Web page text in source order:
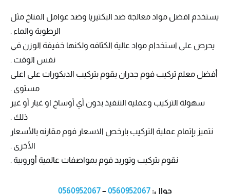
يستخدم افضل مواد معالجة ضد البكتيريا وضد عوامل المناخ مثل
الرطوبة والماء .
يحرص على استخدام مواد عالية الكثافه ولكنها خفيفة الوزن في
نفس الوقت .
أفضل معلم تركيب فوم جدران يقوم بتركيب الديكورات على اعلى
مستوى .
سهولة التركيب وعمليه التنفيذ بدون أي أوساخ او غبار أو غير
ذلك .
نتميز بإتمام عملية التركيب بارخص الاسعار فوم مقارنه بالأسعار
الأخرى .
نقوم بتركيب وتوريد فوم بمواصفات عالمية أوروبية .
جوال: 0560952067
–
0560952067